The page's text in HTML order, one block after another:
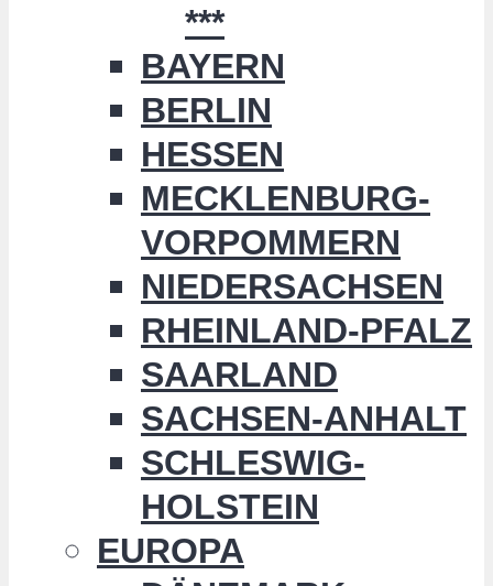
***
BAYERN
BERLIN
HESSEN
MECKLENBURG-
VORPOMMERN
NIEDERSACHSEN
RHEINLAND-PFALZ
SAARLAND
SACHSEN-ANHALT
SCHLESWIG-
HOLSTEIN
EUROPA